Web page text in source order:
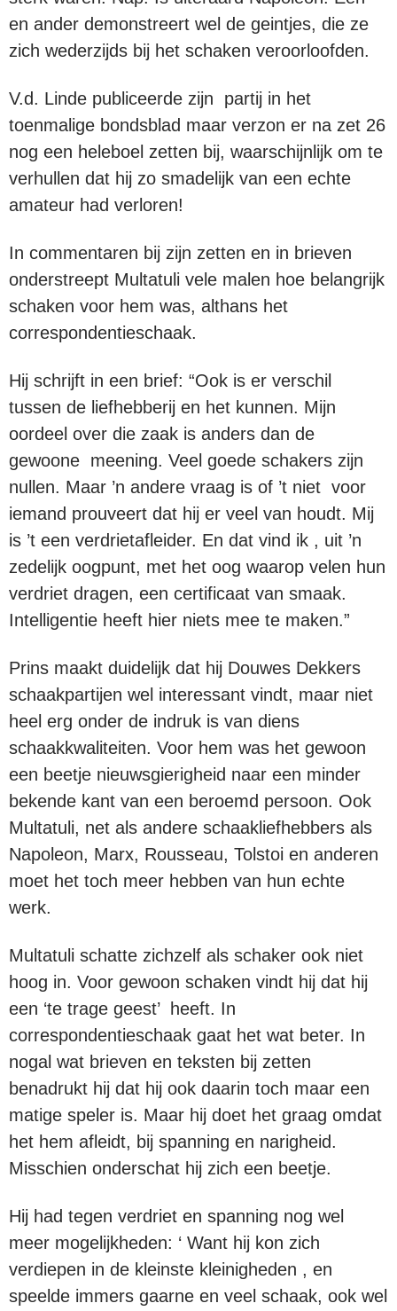
en ander demonstreert wel de geintjes, die ze
zich wederzijds bij het schaken veroorloofden.
V.d. Linde publiceerde zijn partij in het
toenmalige bondsblad maar verzon er na zet 26
nog een heleboel zetten bij, waarschijnlijk om te
verhullen dat hij zo smadelijk van een echte
amateur had verloren!
In commentaren bij zijn zetten en in brieven
onderstreept Multatuli vele malen hoe belangrijk
schaken voor hem was, althans het
correspondentieschaak.
Hij schrijft in een brief: “Ook is er verschil
tussen de liefhebberij en het kunnen. Mijn
oordeel over die zaak is anders dan de
gewoone meening. Veel goede schakers zijn
nullen. Maar ’n andere vraag is of ’t niet voor
iemand prouveert dat hij er veel van houdt. Mij
is ’t een verdrietafleider. En dat vind ik , uit ’n
zedelijk oogpunt, met het oog waarop velen hun
verdriet dragen, een certificaat van smaak.
Intelligentie heeft hier niets mee te maken.”
Prins maakt duidelijk dat hij Douwes Dekkers
schaakpartijen wel interessant vindt, maar niet
heel erg onder de indruk is van diens
schaakkwaliteiten. Voor hem was het gewoon
een beetje nieuwsgierigheid naar een minder
bekende kant van een beroemd persoon. Ook
Multatuli, net als andere schaakliefhebbers als
Napoleon, Marx, Rousseau, Tolstoi en anderen
moet het toch meer hebben van hun echte
werk.
Multatuli schatte zichzelf als schaker ook niet
hoog in. Voor gewoon schaken vindt hij dat hij
een ‘te trage geest’ heeft. In
correspondentieschaak gaat het wat beter. In
nogal wat brieven en teksten bij zetten
benadrukt hij dat hij ook daarin toch maar een
matige speler is. Maar hij doet het graag omdat
het hem afleidt, bij spanning en narigheid.
Misschien onderschat hij zich een beetje.
Hij had tegen verdriet en spanning nog wel
meer mogelijkheden: ‘ Want hij kon zich
verdiepen in de kleinste kleinigheden , en
speelde immers gaarne en veel schaak, ook wel